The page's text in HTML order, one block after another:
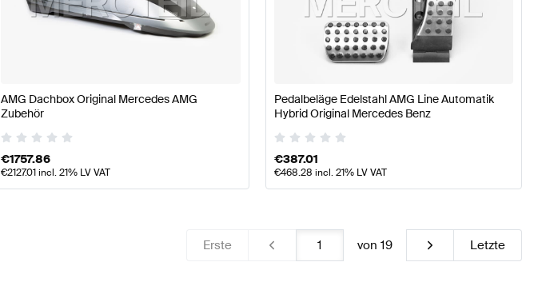
AMG Dachbox Original Mercedes AMG
Zubehör
€1757.86
€2127.01incl. 21% LV VAT
Pedalbeläge Edelstahl AMG Line Automatik
Hybrid Original Mercedes Benz
€387.01
€468.28 incl. 21% LV VAT
Erste von 19 Letzte